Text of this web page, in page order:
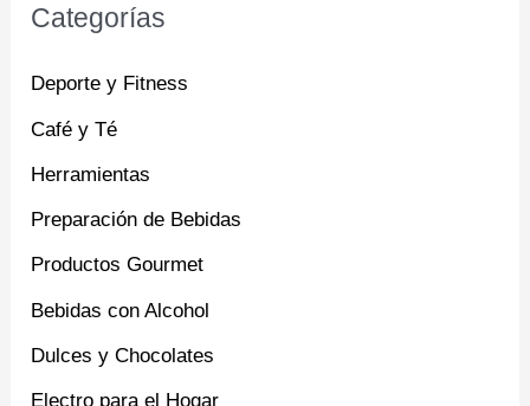
Categorías
Deporte y Fitness
Café y Té
Herramientas
Preparación de Bebidas
Productos Gourmet
Bebidas con Alcohol
Dulces y Chocolates
Electro para el Hogar